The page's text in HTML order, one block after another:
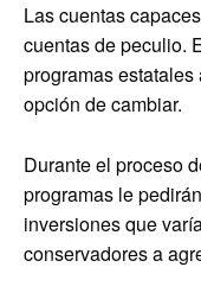
Las cuentas
cuentas de peculio.
programas
opción de cambiar.
Durante el proceso
programas le
inversiones que
conservadores a